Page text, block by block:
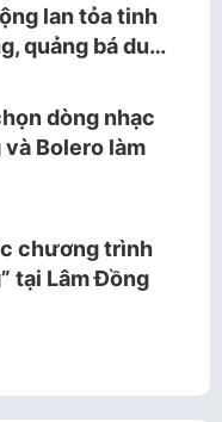
lan tỏa tinh
quảng bá du…
dòng nhạc
Bolero làm
chương trình
tại Lâm Đồng